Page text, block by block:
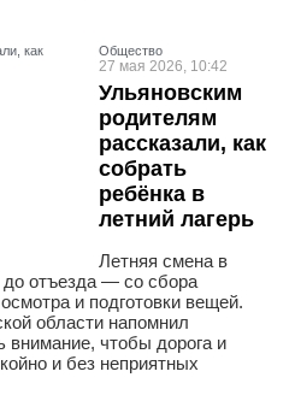
Общество
27 мая 2026, 10:42
Ульяновским
родителям
рассказали, как
собрать
ребёнка в
летний лагерь
Летняя смена в
до отъезда — со сбора
и подготовки вещей.
области напомнил
внимание, чтобы дорога и
и без неприятных